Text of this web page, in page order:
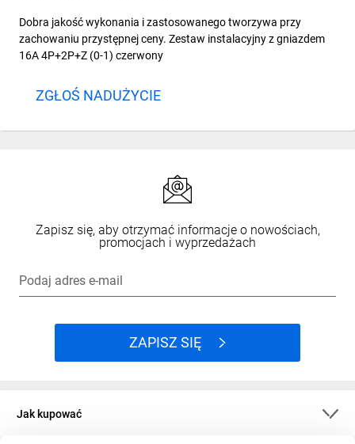
Dobra jakość wykonania i zastosowanego tworzywa przy
zachowaniu przystępnej ceny. Zestaw instalacyjny z gniazdem
16A 4P+2P+Z (0-1) czerwony
ZGŁOŚ NADUŻYCIE
Zapisz się, aby otrzymać informacje o nowościach,
promocjach i wyprzedażach
Podaj adres e-mail
ZAPISZ SIĘ
Jak kupować